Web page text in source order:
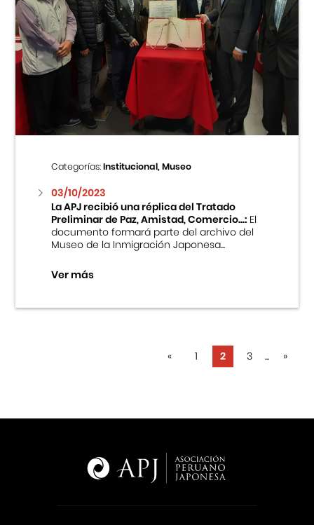
Categorías:Institucional, Museo
03/10/2023
La APJ recibió una réplica del Tratado
Preliminar de Paz, Amistad, Comercio...:El
documento formará parte del archivo del
Museo de la Inmigración Japonesa...
Ver más
« 1 2 3 ... »